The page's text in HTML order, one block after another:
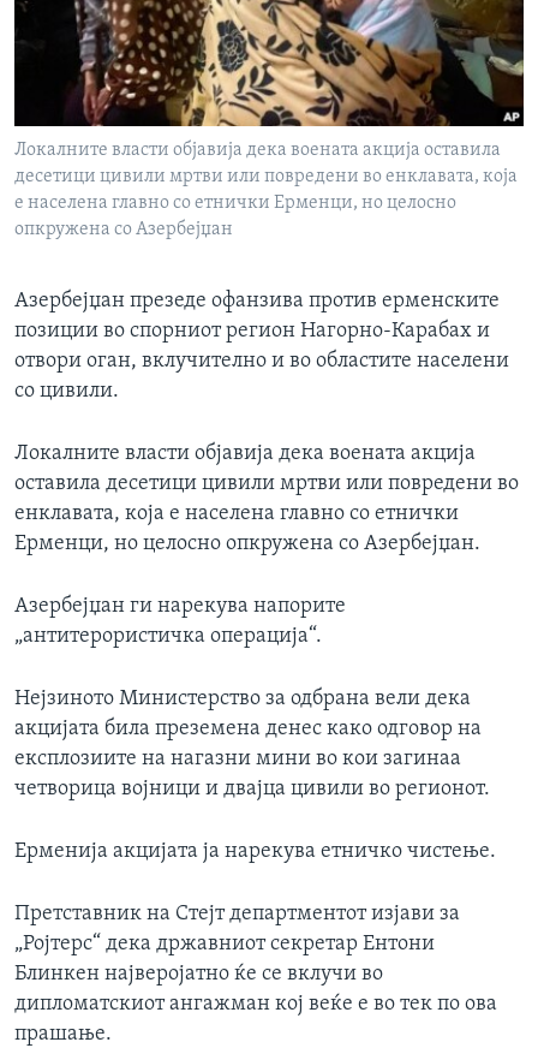
ИНТЕРВЈУА
Јазици
Локалните власти објавија дека воената акција оставила
десетици цивили мртви или повредени во енклавата, која
е населена главно со етнички Ерменци, но целосно
опкружена со Азербејџан
Азербејџан презеде офанзива против ерменските
позиции во спорниот регион Нагорно-Карабах и
отвори оган, вклучително и во областите населени
со цивили.
Локалните власти објавија дека воената акција
оставила десетици цивили мртви или повредени во
енклавата, која е населена главно со етнички
Ерменци, но целосно опкружена со Азербејџан.
Азербејџан ги нарекува напорите
„антитерористичка операција“.
Нејзиното Министерство за одбрана вели дека
акцијата била преземена денес како одговор на
експлозиите на нагазни мини во кои загинаа
четворица војници и двајца цивили во регионот.
Ерменија акцијата ја нарекува етничко чистење.
Претставник на Стејт департментот изјави за
„Ројтерс“ дека државниот секретар Ентони
Блинкен најверојатно ќе се вклучи во
дипломатскиот ангажман кој веќе е во тек по ова
прашање.